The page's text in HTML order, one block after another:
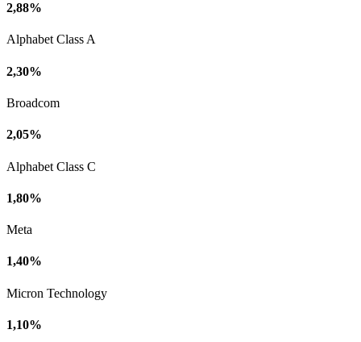
2,88%
Alphabet Class A
2,30%
Broadcom
2,05%
Alphabet Class C
1,80%
Meta
1,40%
Micron Technology
1,10%